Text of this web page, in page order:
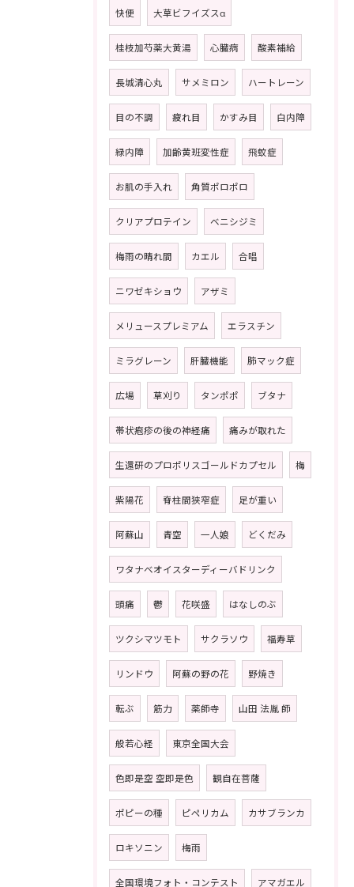
快便 大草ビフイズスα
桂枝加芍薬大黄湯 心臓病 酸素補給
長城清心丸 サメミロン ハートレーン
目の不調 疲れ目 かすみ目 白内障
緑内障 加齢黄班変性症 飛蚊症
お肌の手入れ 角質ポロポロ
クリアプロテイン ベニシジミ
梅雨の晴れ間 カエル 合唱
ニワゼキショウ アザミ
メリュースプレミアム エラスチン
ミラグレーン 肝臓機能 肺マック症
広場 草刈り タンポポ ブタナ
帯状疱疹の後の神経痛 痛みが取れた
生還研のプロポリスゴールドカプセル 梅
紫陽花 脊柱間狭窄症 足が重い
阿蘇山 青空 一人娘 どくだみ
ワタナベオイスターディーバドリンク
頭痛 鬱 花咲盛 はなしのぶ
ツクシマツモト サクラソウ 福寿草
リンドウ 阿蘇の野の花 野焼き
転ぶ 筋力 薬師寺 山田 法胤 師
般若心経 東京全国大会
色即是空 空即是色 観自在菩薩
ポピーの種 ピペリカム カサブランカ
ロキソニン 梅雨
全国環境フォト・コンテスト アマガエル